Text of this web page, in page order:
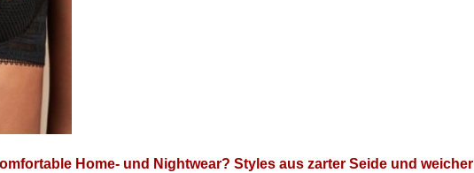
Home- und Night­wear? Styles aus zarter Sei­de und weich­er